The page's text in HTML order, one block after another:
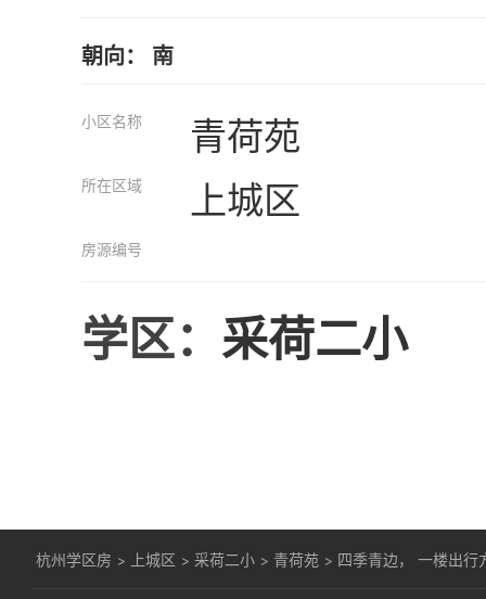
朝向： 南
小区名称 青荷苑
所在区域 上城区
房源编号
学区： 采荷二小
杭州学区房 > 上城区 > 采荷二小 > 青荷苑 > 四季青边， 一楼出行